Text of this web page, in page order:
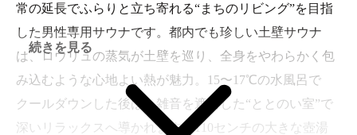
常の延長でふらりと立ち寄れる“まちのリビング”を目指
した男性専用サウナです。都内でも珍しい土壁サウナ
は、ロウリュの蒸気が土壁を巡り、全身をやわらかく包
み込むような心地よい熱が魅力。15〜17℃の水風呂で
クールダウンした後は、雑音を遮断した“ととのい室”で
深いリラックスへ導かれます。110センチの大きな壺湯
続きを見る